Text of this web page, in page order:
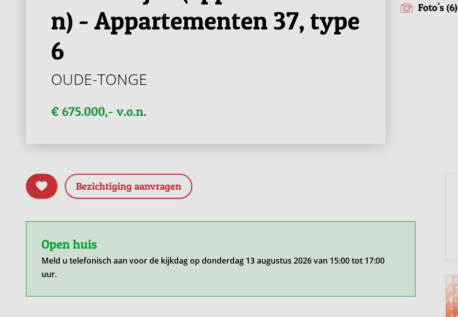
n) - Appartementen 37, type
6
OUDE-TONGE
€ 675.000,- v.o.n.
Foto's (6)
Bezichtiging aanvragen
Open huis
Meld u telefonisch aan voor de kijkdag op donderdag 13 augustus 2026 van 15:00 tot 17:00
uur.